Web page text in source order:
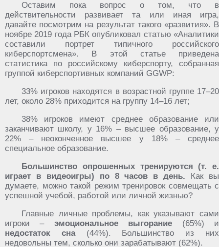
Оставим пока вопрос о том, что в
действительности развивает та или иная игра,
давайте посмотрим на результат такого «развития». В
ноябре 2019 года РБК опубликовал статью «Аналитики
составили портрет типичного российского
киберспортсмена». В этой статье приведена
статистика по российскому киберспорту, собранная
группой киберспортивных компаний GGWP:
33% игроков находятся в возрастной группе 17–20
лет, около 28% приходится на группу 14–16 лет;
38% игроков имеют среднее образование или
заканчивают школу, у 16% – высшее образование, у
22% – неоконченное высшее у 18% – среднее
специальное образование.
Большинство опрошенных тренируются (т. е.
играет в видеоигры) по 8 часов в день. Как вы
думаете, можно такой режим тренировок совмещать с
успешной учебой, работой или личной жизнью?
Главные личные проблемы, как указывают сами
игроки – эмоциональное выгорание (65%) и
недостаток сна(44%). Большинство из них
недовольны тем, сколько они зарабатывают (62%).